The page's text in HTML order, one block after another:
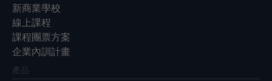
新商業學校
線上課程
課程團票方案
企業內訓計畫
產品